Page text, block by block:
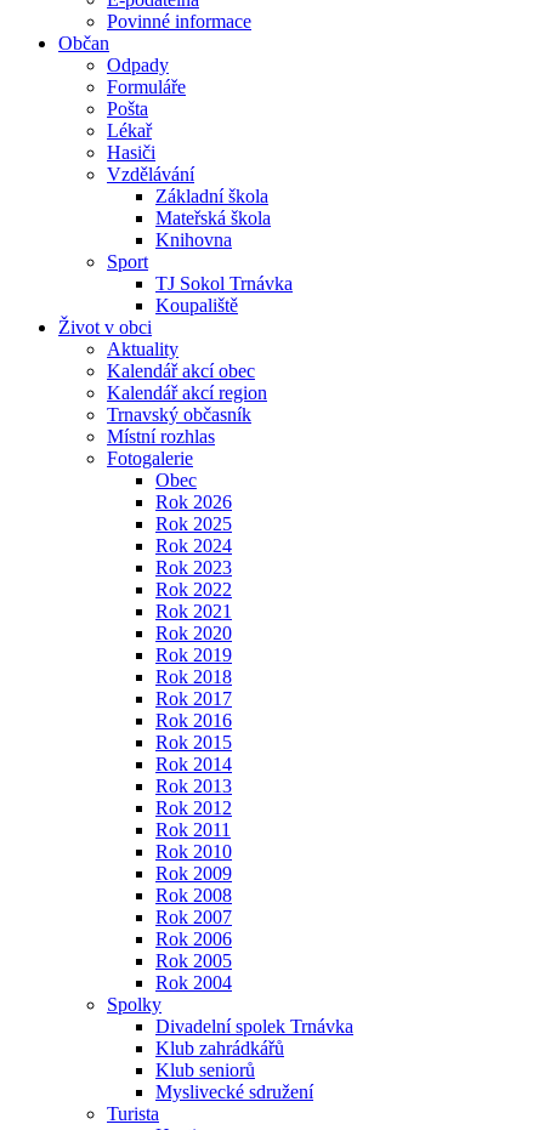
Povinné informace
Občan
Odpady
Formuláře
Pošta
Lékař
Hasiči
Vzdělávání
Základní škola
Mateřská škola
Knihovna
Sport
TJ Sokol Trnávka
Koupaliště
Život v obci
Aktuality
Kalendář akcí obec
Kalendář akcí region
Trnavský občasník
Místní rozhlas
Fotogalerie
Obec
Rok 2026
Rok 2025
Rok 2024
Rok 2023
Rok 2022
Rok 2021
Rok 2020
Rok 2019
Rok 2018
Rok 2017
Rok 2016
Rok 2015
Rok 2014
Rok 2013
Rok 2012
Rok 2011
Rok 2010
Rok 2009
Rok 2008
Rok 2007
Rok 2006
Rok 2005
Rok 2004
Spolky
Divadelní spolek Trnávka
Klub zahrádkářů
Klub seniorů
Myslivecké sdružení
Turista